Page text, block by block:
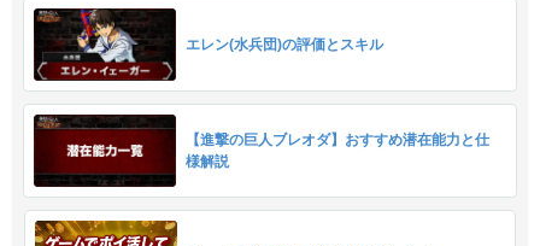
エレン(水兵団)の評価とスキル
【進撃の巨人ブレオダ】おすすめ潜在能力と仕
様解説